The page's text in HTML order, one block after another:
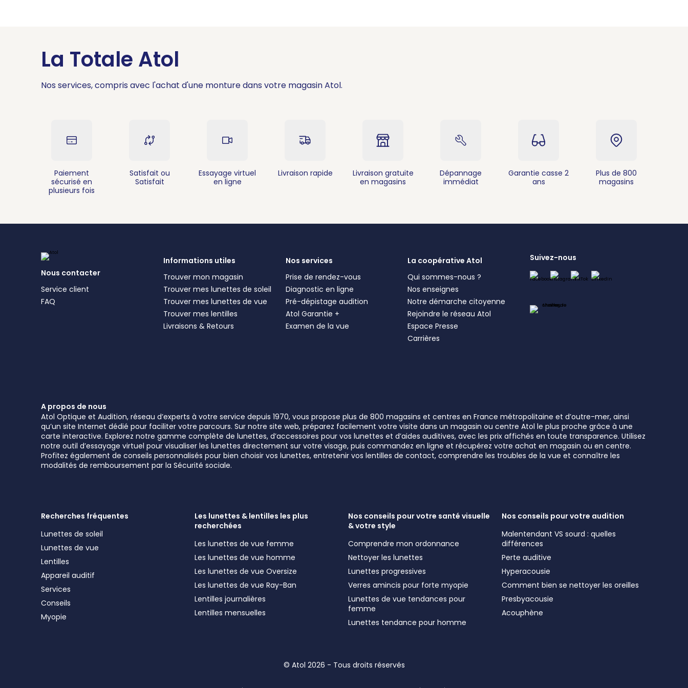
La Totale Atol
Nos services, compris avec l'achat d'une monture dans votre magasin Atol.
Paiement
sécurisé en
plusieurs fois
Satisfait ou
Satisfait
Essayage virtuel
en ligne
Livraison rapide
Livraison gratuite
en magasins
Dépannage
immédiat
Garantie casse 2
ans
Plus de 800
magasins
Nous contacter
Service client
FAQ
Informations utiles
Trouver mon magasin
Trouver mes lunettes de soleil
Trouver mes lunettes de vue
Trouver mes lentilles
Livraisons & Retours
Nos services
Prise de rendez-vous
Diagnostic en ligne
Pré-dépistage audition
Atol Garantie +
Examen de la vue
La coopérative Atol
Qui sommes-nous ?
Nos enseignes
Notre démarche citoyenne
Rejoindre le réseau Atol
Espace Presse
Carrières
Suivez-nous
A propos de nous
Atol Optique et Audition, réseau d’experts à votre service depuis 1970, vous propose plus de 800 magasins et centres en France métropolitaine et d’outre-mer, ainsi
qu’un site Internet dédié pour faciliter votre parcours. Sur notre site web, préparez facilement votre visite dans un magasin ou centre Atol le plus proche grâce à une
carte interactive. Explorez notre gamme complète de lunettes, d’accessoires pour vos lunettes et d’aides auditives, avec les prix affichés en toute transparence. Utilisez
notre outil d’essayage virtuel pour visualiser les lunettes directement sur votre visage, puis commandez en ligne et récupérez votre achat en magasin ou en centre.
Profitez également de conseils personnalisés pour bien choisir vos lunettes, entretenir vos lentilles de contact, comprendre les troubles de la vue et connaître les
modalités de remboursement par la Sécurité sociale.
Recherches fréquentes
Lunettes de soleil
Lunettes de vue
Lentilles
Appareil auditif
Services
Conseils
Myopie
Les lunettes & lentilles les plus
recherchées
Les lunettes de vue femme
Les lunettes de vue homme
Les lunettes de vue Oversize
Les lunettes de vue Ray-Ban
Lentilles journalières
Lentilles mensuelles
Nos conseils pour votre santé visuelle
& votre style
Comprendre mon ordonnance
Nettoyer les lunettes
Lunettes progressives
Verres amincis pour forte myopie
Lunettes de vue tendances pour
femme
Lunettes tendance pour homme
Nos conseils pour votre audition
Malentendant VS sourd : quelles
différences
Perte auditive
Hyperacousie
Comment bien se nettoyer les oreilles
Presbyacousie
Acouphène
© Atol 2026 - Tous droits réservés